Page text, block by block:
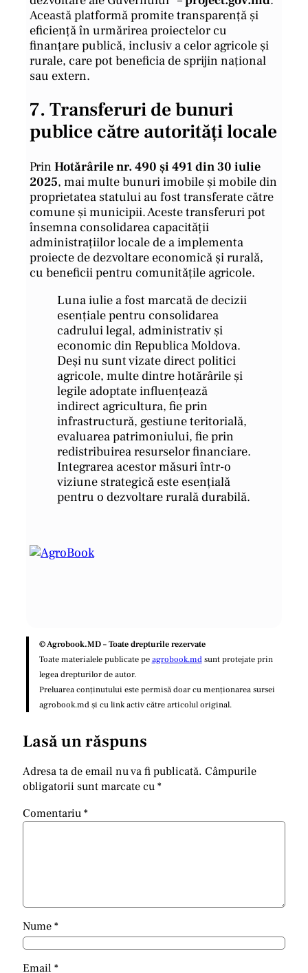
Această platformă promite transparență și
eficiență în urmărirea proiectelor cu
finanțare publică, inclusiv a celor agricole și
rurale, care pot beneficia de sprijin național
sau extern.
7. Transferuri de bunuri
publice către autorități locale
Prin Hotărârile nr. 490 și 491 din 30 iulie
2025, mai multe bunuri imobile și mobile din
proprietatea statului au fost transferate către
comune și municipii. Aceste transferuri pot
însemna consolidarea capacității
administrațiilor locale de a implementa
proiecte de dezvoltare economică și rurală,
cu beneficii pentru comunitățile agricole.
Luna iulie a fost marcată de decizii
esențiale pentru consolidarea
cadrului legal, administrativ și
economic din Republica Moldova.
Deși nu sunt vizate direct politici
agricole, multe dintre hotărârile și
legile adoptate influențează
indirect agricultura, fie prin
infrastructură, gestiune teritorială,
evaluarea patrimoniului, fie prin
redistribuirea resurselor financiare.
Integrarea acestor măsuri într-o
viziune strategică este esențială
pentru o dezvoltare rurală durabilă.
© Agrobook.MD – Toate drepturile rezervate
Toate materialele publicate peagrobook.mdsunt protejate prin
legea drepturilor de autor.
Preluarea conținutului este permisă doar cu menționarea sursei
agrobook.md și cu link activ către articolul original.
Lasă un răspuns
Adresa ta de email nu va fi publicată. Câmpurile
obligatorii sunt marcate cu*
Comentariu*
Nume*
Email *